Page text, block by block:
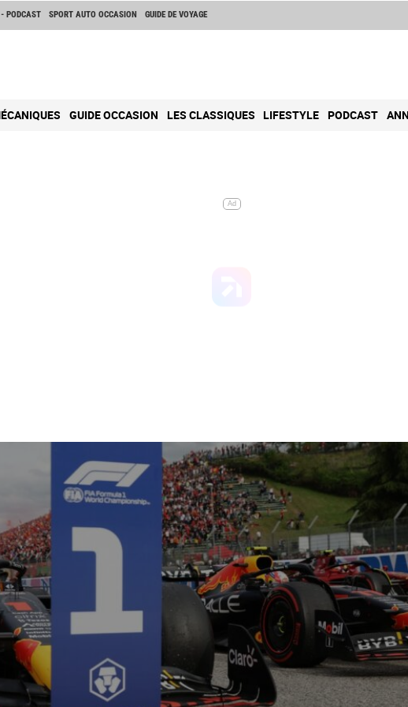
PODCAST SPORT AUTO OCCASION GUIDE DE VOYAGE
GUIDE OCCASION LES CLASSIQUES LIFESTYLE PODCAST
Ad